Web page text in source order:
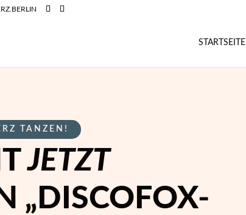
STARTSEITE
TANZEN!
JETZT
„DISCOFOX-